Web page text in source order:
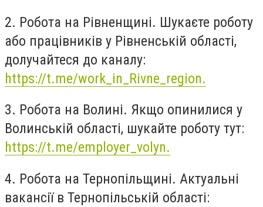
2. Робота на Рівненщині. Шукаєте роботу
або працівників у Рівненській області,
долучайтеся до каналу:
https://t.me/work_in_Rivne_region.
3. Робота на Волині. Якщо опинилися у
Волинській області, шукайте роботу тут:
https://t.me/employer_volyn.
4. Робота на Тернопільщині. Актуальні
вакансії в Тернопільській області: